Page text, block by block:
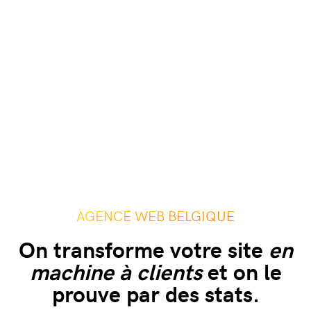
AGENCE WEB BELGIQUE
On transforme votre site en
machine à clientset on le
prouve par des stats.